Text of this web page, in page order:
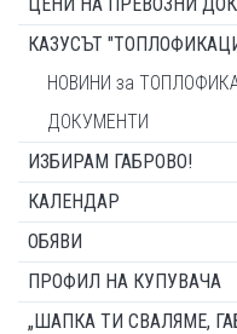
КАЗУСЪТ
НОВИНИ за
ДОКУМЕНТИ
ИЗБИРАМ ГАБРОВО!
КАЛЕНДАР
ОБЯВИ
ПРОФИЛ НА КУПУВАЧА
„ШАПКА ТИ СВАЛЯМЕ,